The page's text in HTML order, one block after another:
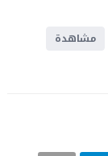
مشاهدة